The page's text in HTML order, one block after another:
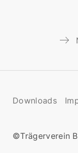
Downloads
©Trägerverein